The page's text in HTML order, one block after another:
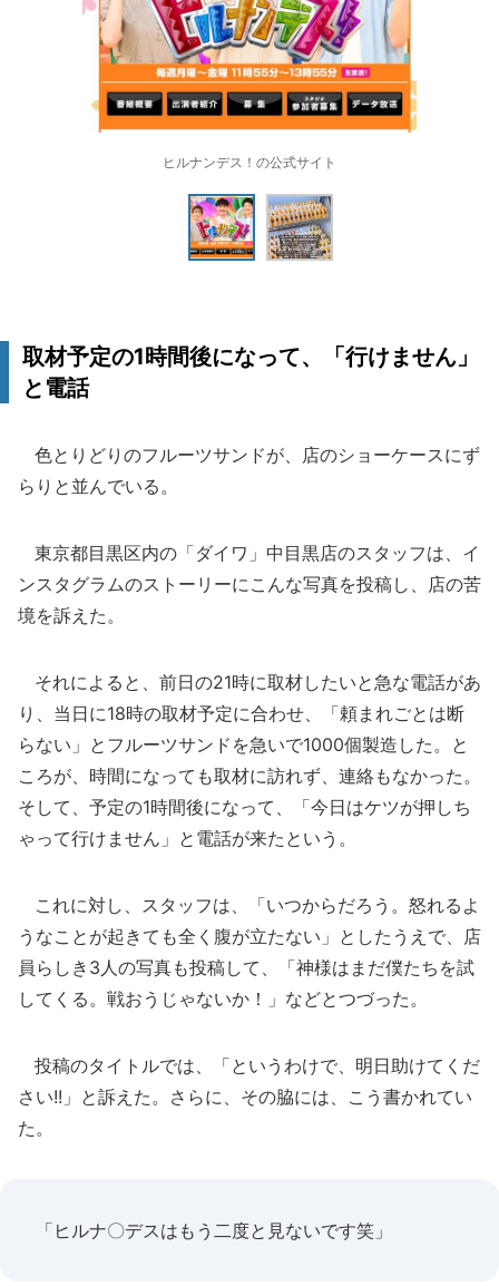
ヒルナンデス！の公式サイト
取材予定の1時間後になって、「行けません」
と電話
色とりどりのフルーツサンドが、店のショーケースにず
らりと並んでいる。
東京都目黒区内の「ダイワ」中目黒店のスタッフは、イ
ンスタグラムのストーリーにこんな写真を投稿し、店の苦
境を訴えた。
それによると、前日の21時に取材したいと急な電話があ
り、当日に18時の取材予定に合わせ、「頼まれごとは断
らない」とフルーツサンドを急いで1000個製造した。と
ころが、時間になっても取材に訪れず、連絡もなかった。
そして、予定の1時間後になって、「今日はケツが押しち
ゃって行けません」と電話が来たという。
これに対し、スタッフは、「いつからだろう。怒れるよ
うなことが起きても全く腹が立たない」としたうえで、店
員らしき3人の写真も投稿して、「神様はまだ僕たちを試
してくる。戦おうじゃないか！」などとつづった。
投稿のタイトルでは、「というわけで、明日助けてくだ
さい!!」と訴えた。さらに、その脇には、こう書かれてい
た。
「ヒルナ〇デスはもう二度と見ないです笑」